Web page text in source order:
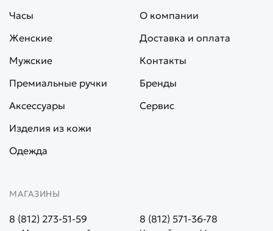
Часы
Женские
Мужские
Премиальные ручки
Аксессуары
Изделия из кожи
Одежда
О компании
Доставка и оплата
Контакты
Бренды
Сервис
МАГАЗИНЫ
8 (812) 273-51-59 8 (812) 571-36-78